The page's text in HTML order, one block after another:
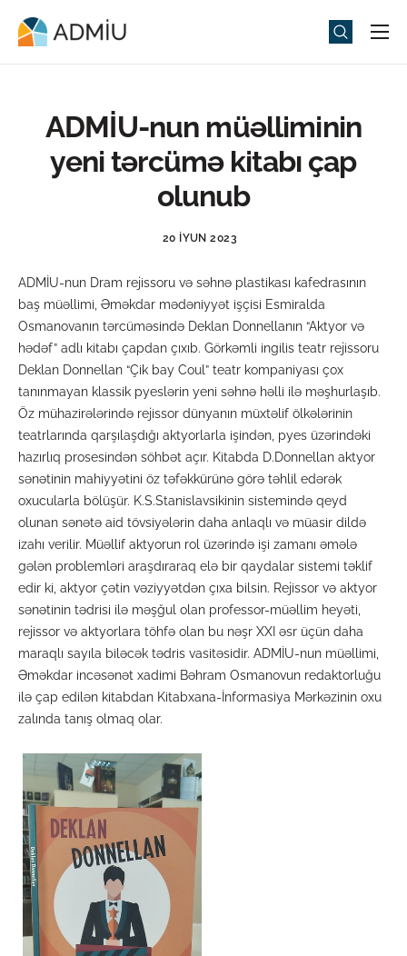
Universitet
Media
Tədbirlər
ADMIU Sİ
eMağaza
ADMİU-nun müəlliminin
yeni tərcümə kitabı çap
olunub
20 İYUN 2023
ADMİU-nun Dram rejissoru və səhnə plastikası kafedrasının
baş müəllimi, Əməkdar mədəniyyət işçisi Esmiralda
Osmanovanın tərcüməsində Deklan Donnellanın “Aktyor və
hədəf” adlı kitabı çapdan çıxıb. Görkəmli ingilis teatr rejissoru
Deklan Donnellan “Çik bay Coul” teatr kompaniyası çox
tanınmayan klassik pyeslərin yeni səhnə həlli ilə məşhurlaşıb.
Öz mühazirələrində rejissor dünyanın müxtəlif ölkələrinin
teatrlarında qarşılaşdığı aktyorlarla işindən, pyes üzərindəki
hazırlıq prosesindən söhbət açır. Kitabda D.Donnellan aktyor
sənətinin mahiyyətini öz təfəkkürünə görə təhlil edərək
oxucularla bölüşür. K.S.Stanislavsikinin sistemində qeyd
olunan sənətə aid tövsiyələrin daha anlaqlı və müasir dildə
izahı verilir. Müəllif aktyorun rol üzərində işi zamanı əmələ
gələn problemləri araşdıraraq elə bir qaydalar sistemi təklif
edir ki, aktyor çətin vəziyyətdən çıxa bilsin. Rejissor və aktyor
sənətinin tədrisi ilə məşğul olan professor-müəllim heyəti,
rejissor və aktyorlara töhfə olan bu nəşr XXI əsr üçün daha
maraqlı sayıla biləcək tədris vasitəsidir. ADMİU-nun müəllimi,
Əməkdar incəsənət xadimi Bəhram Osmanovun redaktorluğu
ilə çap edilən kitabdan Kitabxana-İnformasiya Mərkəzinin oxu
zalında tanış olmaq olar.